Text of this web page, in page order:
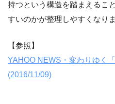
持つという構造を踏まえるこ
すいのかが整理しやすくなりま
【参照】
YAHOO NEWS・変わりゆく
(2016/11/09)